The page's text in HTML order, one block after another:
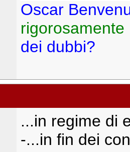
Oscar
rigorosamente
dei dubbi?
...in regime di
-...in fin dei